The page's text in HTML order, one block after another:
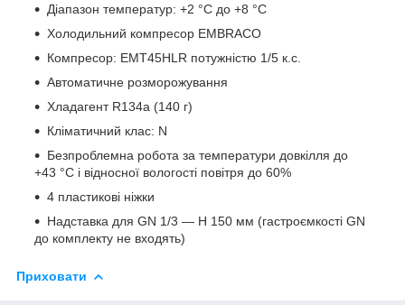
Діапазон температур: +2 °C до +8 °C
Холодильний компресор EMBRACO
Компресор: EMT45HLR потужністю 1/5 к.с.
Автоматичне розморожування
Хладагент R134a (140 г)
Кліматичний клас: N
Безпроблемна робота за температури довкілля до
+43 °C і відносної вологості повітря до 60%
4 пластикові ніжки
Надставка для GN 1/3 — H 150 мм (гастроємкості GN
до комплекту не входять)
Приховати